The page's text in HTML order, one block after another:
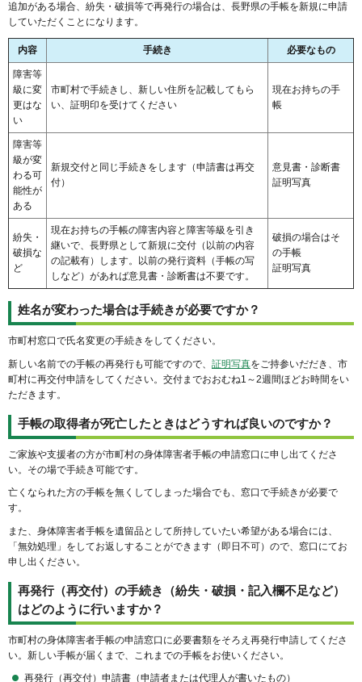
追加がある場合、紛失・破損等で再発行の場合は、長野県の手帳を新規に申請
していただくことになります。
内容 手続き 必要なもの
障害等
級に変
更はな
い
市町村で手続きし、新しい住所を記載してもら
い、証明印を受けてください
現在お持ちの手
帳
障害等
級が変
わる可
能性が
ある
新規交付と同じ手続きをします（申請書は再交
付）
意見書・診断書
証明写真
紛失・
破損な
ど
現在お持ちの手帳の障害内容と障害等級を引き
継いで、長野県として新規に交付（以前の内容
の記載有）します。以前の発行資料（手帳の写
しなど）があれば意見書・診断書は不要です。
破損の場合はそ
の手帳
証明写真
姓名が変わった場合は手続きが必要ですか？
市町村窓口で氏名変更の手続きをしてください。
新しい名前での手帳の再発行も可能ですので、 証明写真をご持参いだだき、市
町村に再交付申請をしてください。交付までおおむね1～2週間ほどお時間をい
ただきます。
手帳の取得者が死亡したときはどうすれば良いのですか？
ご家族や支援者の方が市町村の身体障害者手帳の申請窓口に申し出てくださ
い。その場で手続き可能です。
亡くなられた方の手帳を無くしてしまった場合でも、窓口で手続きが必要で
す。
また、身体障害者手帳を遺留品として所持していたい希望がある場合には、
「無効処理」をしてお返しすることができます（即日不可）ので、窓口にてお
申し出ください。
再発行（再交付）の手続き（紛失・破損・記入欄不足など）
はどのように行いますか？
市町村の身体障害者手帳の申請窓口に必要書類をそろえ再発行申請してくださ
い。新しい手帳が届くまで、これまでの手帳をお使いください。
再発行（再交付）申請書（申請者または代理人が書いたもの）